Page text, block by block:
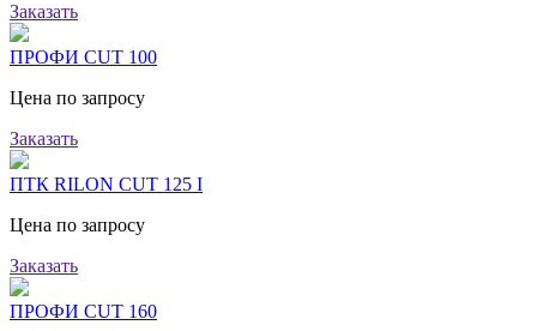
Заказать
ПРОФИ CUT 100
Цена по запросу
Заказать
ПТК RILON CUT 125 I
Цена по запросу
Заказать
ПРОФИ CUT 160